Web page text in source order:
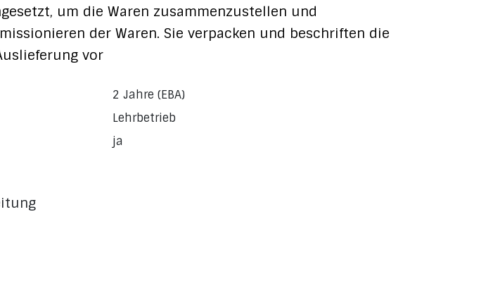
um die Waren zusammenzustellen und
der Waren. Sie verpacken und beschriften die
vor
2 Jahre (EBA)
Lehrbetrieb
ja